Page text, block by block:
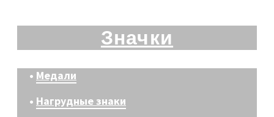
Значки
• Медали
• Нагрудные знаки